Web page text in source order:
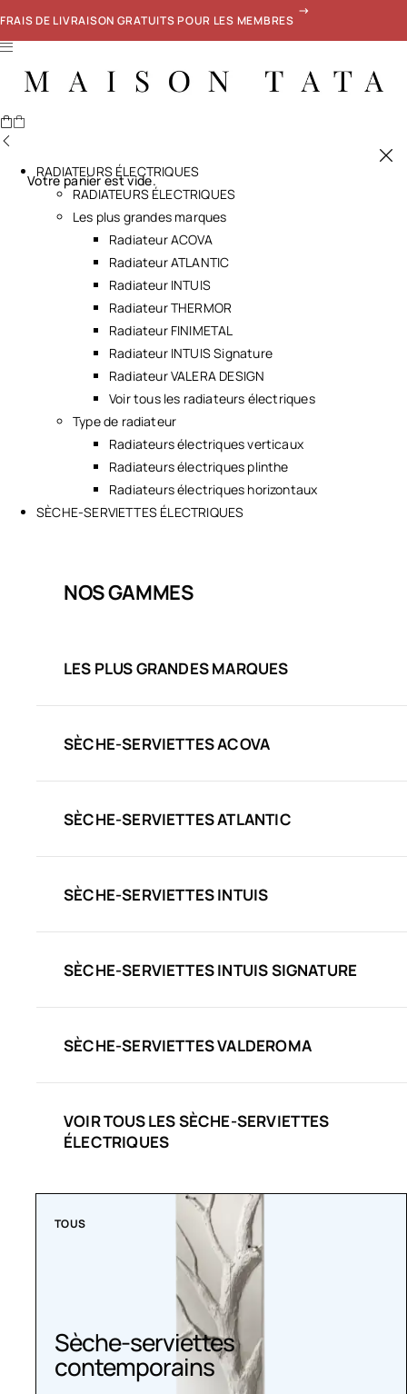
FRAIS DE LIVRAISON GRATUITS POUR LES MEMBRES
Votre panier est vide.
RADIATEURS ÉLECTRIQUES
RADIATEURS ÉLECTRIQUES
Les plus grandes marques
Radiateur ACOVA
Radiateur ATLANTIC
Radiateur INTUIS
Radiateur THERMOR
Radiateur FINIMETAL
Radiateur INTUIS Signature
Radiateur VALERA DESIGN
Voir tous les radiateurs électriques
Type de radiateur
Radiateurs électriques verticaux
Radiateurs électriques plinthe
Radiateurs électriques horizontaux
SÈCHE-SERVIETTES ÉLECTRIQUES
NOS GAMMES
LES PLUS GRANDES MARQUES
SÈCHE-SERVIETTES ACOVA
SÈCHE-SERVIETTES ATLANTIC
SÈCHE-SERVIETTES INTUIS
SÈCHE-SERVIETTES INTUIS SIGNATURE
SÈCHE-SERVIETTES VALDEROMA
VOIR TOUS LES SÈCHE-SERVIETTES
ÉLECTRIQUES
TOUS
Sèche-serviettes
contemporains